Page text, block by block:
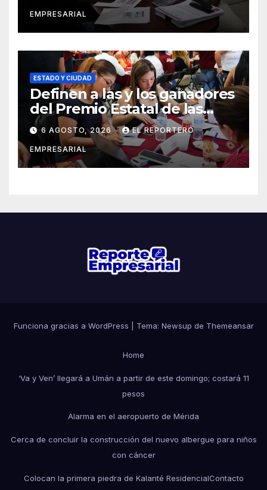
EMPRESARIAL
ESTADO Y CIUDAD
Definen a las y los ganadores
del Premio Estatal de las
Juventudes 2026
6 AGOSTO, 2026 EL REPORTERO
EMPRESARIAL
Funciona gracias a WordPress Tema: Newsup de Themeansar
Home
‘Va y Ven’ llegará a Umán a partir de este domingo; costará 11
pesos
Alarma en el aeropuerto de Mérida
Cerca de concluir la construcción del nuevo albergue para niños
con cáncer
Colocan la primera piedra de Kalanté ResidencialContacto